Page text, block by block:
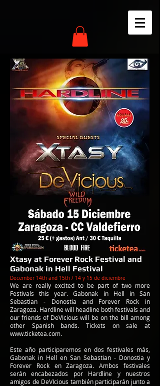
Xtasy at Forever Rock Festival and
Gabonak in Hell Festival
December 14th and 15th / 14 y 15 de diciembre
We are really excited to be part of two more
Festivals this year. Gabonak in Hell in San
Sebastian - Donostia and Forever Rock in
Zaragoza. Hardline will headline both festivals and
our friends of DeVIcious will be on the bill among
other Spanish bands. Tickets on sale at
www.ticketea.com.
Este año participaremos en dos festivales más,
Gabonak in Hell en San Sebastian - Donostia y
Forever Rock en Zaragoza. Ambos festivales
serán encabezados por Hardline y nuestros
amigos de DeVIcious también participarán junto a